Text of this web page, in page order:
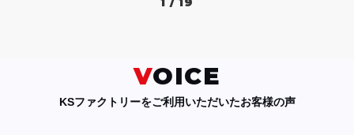
VOICE
KSファクトリーをご利用いただいたお客様の声